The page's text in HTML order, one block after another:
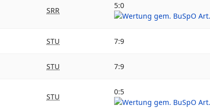
SRR
5:0
STU 7:9
STU 7:9
STU
0:5